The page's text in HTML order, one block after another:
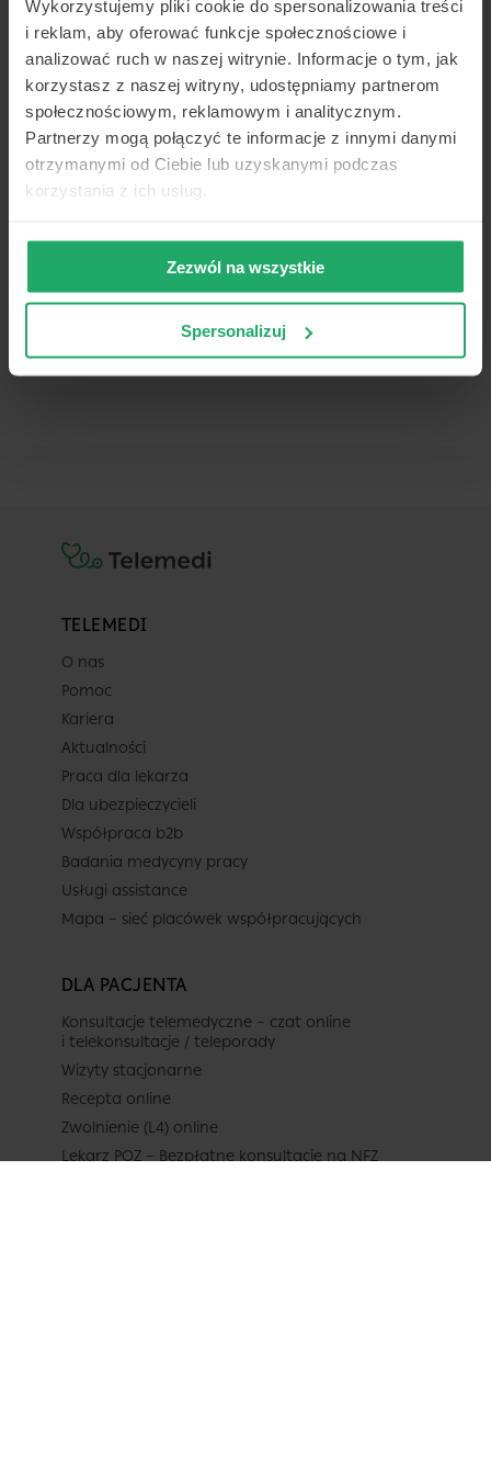
Wykorzystujemy pliki cookie do spersonalizowania treści
i reklam, aby oferować funkcje społecznościowe i
analizować ruch w naszej witrynie. Informacje o tym, jak
korzystasz z naszej witryny, udostępniamy partnerom
społecznościowym, reklamowym i analitycznym.
Partnerzy mogą połączyć te informacje z innymi danymi
otrzymanymi od Ciebie lub uzyskanymi podczas
korzystania z ich usług.
Zezwól na wszystkie
Spersonalizuj
wprowadź inne miasto) żeby ponowić
wyszukiwanie.Jeśli nadal nie możesz znaleźć
placówek - zadzwoń do nas, pomożemy:
+48223574949.
TELEMEDI
O nas
Pomoc
Kariera
Aktualności
Praca dla lekarza
Dla ubezpieczycieli
Współpraca b2b
Badania medycyny pracy
Usługi assistance
Mapa – sieć placówek współpracujących
DLA PACJENTA
Konsultacje telemedyczne – czat online
i telekonsultacje / teleporady
Wizyty stacjonarne
Recepta online
Zwolnienie (L4) online
Lekarz POZ – Bezpłatne konsultacje na NFZ